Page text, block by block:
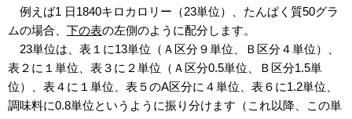
例えば1 日1840キロカロリー（23単位）、たんぱく質50グラ
ムの場合、 下の表の左側のように配分します。
23単位は、表１に13単位（Ａ区分９単位、Ｂ区分４単位）、
表２に１単位、表３に２単位（Ａ区分0.5単位、Ｂ区分1.5単
位）、表４に１単位、表５のA区分に４単位、表６に1.2単位、
調味料に0.8単位というように振り分けます（これ以降、この単